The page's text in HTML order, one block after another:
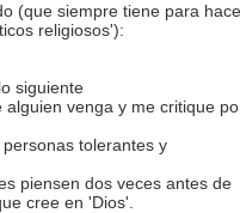
(que siempre tiene para
religiosos'):
siguiente
venga y me critique
tolerantes y
piensen dos veces antes de
cree en 'Dios'.